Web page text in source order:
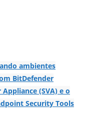
ambientes
BitDefender
(SVA) e o
Security Tools